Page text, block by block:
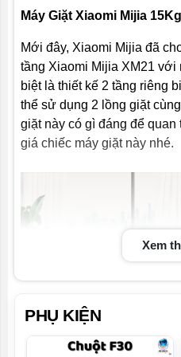
Máy Giặt Xiaomi Mijia
Mới đây, Xiaomi Mijia đã
tầng Xiaomi Mijia XM21
biệt là thiết kế 2 tầng riêng
thể sử dụng 2 lồng giặt
giặt này có gì đáng để quan
giá chiếc máy giặt này nhé.
Xem
PHỤ KIỆN